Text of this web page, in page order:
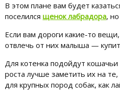
В этом плане вам будет
поселился щенок лабрадора,
Если вам дороги какие-то
отвлечь от них малыша —
Для котенка подойдут
роста лучше заметить их на
для крупных пород собак, как